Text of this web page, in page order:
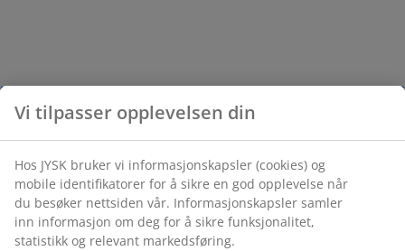
Vi tilpasser opplevelsen din
Hos JYSK bruker vi informasjonskapsler (cookies) og
mobile identifikatorer for å sikre en god opplevelse når
du besøker nettsiden vår. Informasjonskapsler samler
inn informasjon om deg for å sikre funksjonalitet,
statistikk og relevant markedsføring.